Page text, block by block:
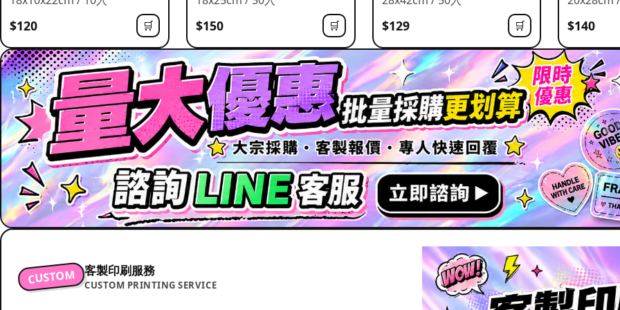
$120 🛒 $150 🛒 $129 🛒 $140
CUSTOM 客製印刷服務
CUSTOM PRINTING SERVICE